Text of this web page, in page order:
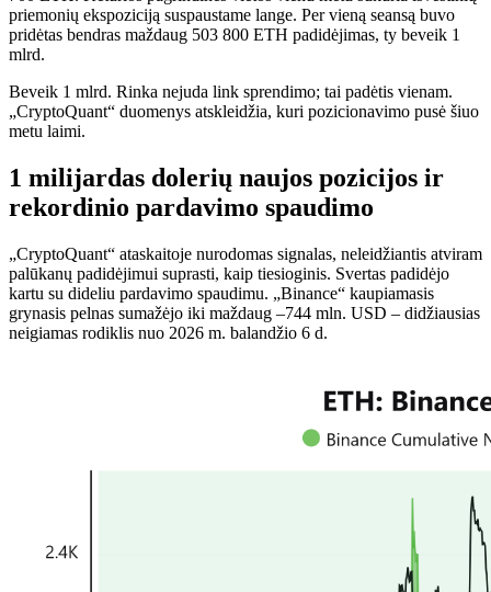
priemonių ekspoziciją suspaustame lange. Per vieną seansą buvo
pridėtas bendras maždaug 503 800 ETH padidėjimas, ty beveik 1
mlrd.
Beveik 1 mlrd. Rinka nejuda link sprendimo; tai padėtis vienam.
„CryptoQuant“ duomenys atskleidžia, kuri pozicionavimo pusė šiuo
metu laimi.
1 milijardas dolerių naujos pozicijos ir
rekordinio pardavimo spaudimo
„CryptoQuant“ ataskaitoje nurodomas signalas, neleidžiantis atviram
palūkanų padidėjimui suprasti, kaip tiesioginis. Svertas padidėjo
kartu su dideliu pardavimo spaudimu. „Binance“ kaupiamasis
grynasis pelnas sumažėjo iki maždaug –744 mln. USD – didžiausias
neigiamas rodiklis nuo 2026 m. balandžio 6 d.